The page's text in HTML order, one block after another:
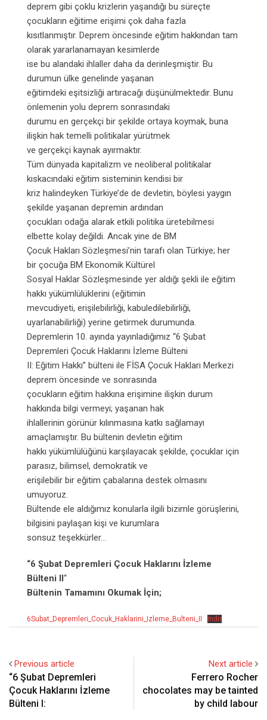
deprem gibi çoklu krizlerin yaşandığı bu süreçte
çocukların eğitime erişimi çok daha fazla
kısıtlanmıştır. Deprem öncesinde eğitim hakkından tam
olarak yararlanamayan kesimlerde
ise bu alandaki ihlaller daha da derinleşmiştir. Bu
durumun ülke genelinde yaşanan
eğitimdeki eşitsizliği artıracağı düşünülmektedir. Bunu
önlemenin yolu deprem sonrasındaki
durumu en gerçekçi bir şekilde ortaya koymak, buna
ilişkin hak temelli politikalar yürütmek
ve gerçekçi kaynak ayırmaktır.
Tüm dünyada kapitalizm ve neoliberal politikalar
kıskacındaki eğitim sisteminin kendisi bir
kriz halindeyken Türkiye’de de devletin, böylesi yaygın
şekilde yaşanan depremin ardından
çocukları odağa alarak etkili politika üretebilmesi
elbette kolay değildi. Ancak yine de BM
Çocuk Hakları Sözleşmesi’nin tarafı olan Türkiye; her
bir çocuğa BM Ekonomik Kültürel
Sosyal Haklar Sözleşmesinde yer aldığı şekli ile eğitim
hakkı yükümlülüklerini (eğitimin
mevcudiyeti, erişilebilirliği, kabuledilebilirliği,
uyarlanabilirliği) yerine getirmek durumunda.
Depremlerin 10. ayında yayınladığımız “6 Şubat
Depremleri Çocuk Haklarını İzleme Bülteni
II: Eğitim Hakkı” bülteni ile FİSA Çocuk Hakları Merkezi
deprem öncesinde ve sonrasında
çocukların eğitim hakkına erişimine ilişkin durum
hakkında bilgi vermeyi; yaşanan hak
ihlallerinin görünür kılınmasına katkı sağlamayı
amaçlamıştır. Bu bültenin devletin eğitim
hakkı yükümlülüğünü karşılayacak şekilde, çocuklar için
parasız, bilimsel, demokratik ve
erişilebilir bir eğitim çabalarına destek olmasını
umuyoruz.
Bültende ele aldığımız konularla ilgili bizimle görüşlerini,
bilgisini paylaşan kişi ve kurumlara
sonsuz teşekkürler…
“6 Şubat Depremleri Çocuk Haklarını İzleme
Bülteni II“
Bültenin Tamamını Okumak İçin;
6Subat_Depremleri_Cocuk_Haklarini_Izleme_Bulteni_II İndir
Previous article
“6 Şubat Depremleri
Çocuk Haklarını İzleme
Bülteni I:
Next article
Ferrero Rocher
chocolates may be tainted
by child labour